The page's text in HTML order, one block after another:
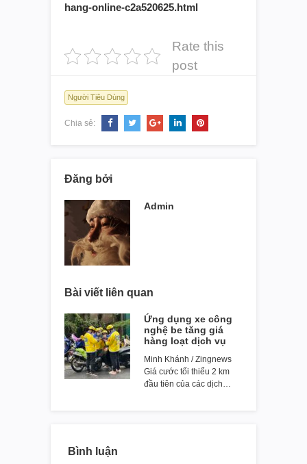
hang-online-c2a520625.html
Rate this
post
Người Tiêu Dùng
Chia sẻ:
Đăng bởi
Admin
Bài viết liên quan
Ứng dụng xe công
nghệ be tăng giá
hàng loạt dịch vụ
Minh Khánh / Zingnews
Giá cước tối thiểu 2 km
đầu tiên của các dịch…
Bình luận